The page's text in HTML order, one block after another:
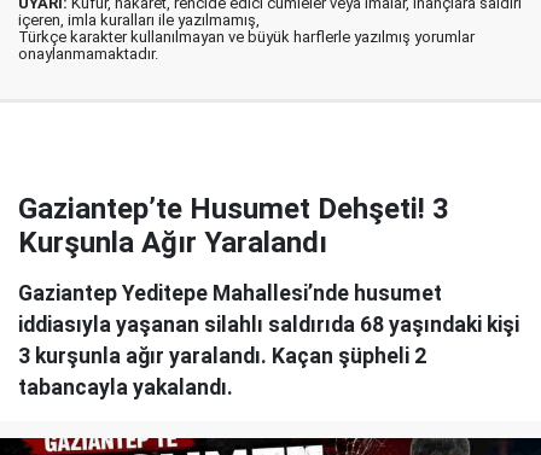
içeren, imla kuralları ile yazılmamış,
Türkçe karakter kullanılmayan ve büyük harflerle yazılmış yorumlar
onaylanmamaktadır.
Gaziantep’te Husumet Dehşeti! 3
Kurşunla Ağır Yaralandı
Gaziantep Yeditepe Mahallesi’nde husumet
iddiasıyla yaşanan silahlı saldırıda 68 yaşındaki kişi
3 kurşunla ağır yaralandı. Kaçan şüpheli 2
tabancayla yakalandı.